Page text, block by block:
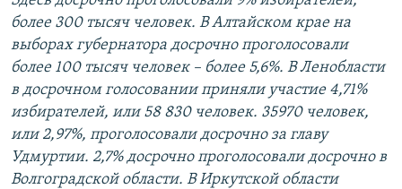
более 300 тысяч человек. В Алтайском крае на
выборах губернатора досрочно проголосовали
более 100 тысяч человек – более 5,6%. В Ленобласти
в досрочном голосовании приняли участие 4,71%
избирателей, или 58 830 человек. 35970 человек,
или 2,97%, проголосовали досрочно за главу
Удмуртии. 2,7% досрочно проголосовали досрочно в
Волгоградской области. В Иркутской области